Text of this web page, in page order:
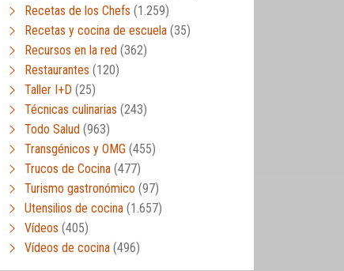
Recetas de los Chefs (1.259)
Recetas y cocina de escuela (35)
Recursos en la red (362)
Restaurantes (120)
Taller I+D (25)
Técnicas culinarias (243)
Todo Salud (963)
Transgénicos y OMG (455)
Trucos de Cocina (477)
Turismo gastronómico (97)
Utensilios de cocina (1.657)
Vídeos (405)
Vídeos de cocina (496)